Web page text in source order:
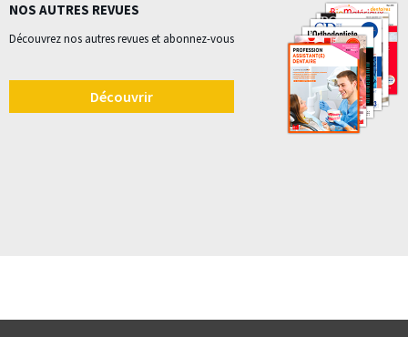
NOS AUTRES REVUES
Découvrez nos autres revues et abonnez-vous
Découvrir